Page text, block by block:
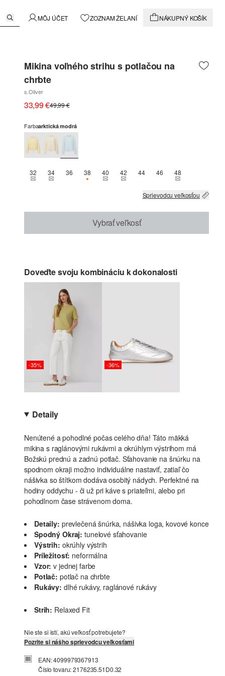
MÔJ ÚČET ZOZNAM ŽELANÍ NÁKUPNÝ KOŠÍK
Mikina voľného strihu s potlačou na
chrbte
s.Oliver
33,99 €49,99 €
Farbaarktická modrá
32THIS SIZE IS CURRENTLY OUT OF STOCK
34THIS SIZE IS CURRENTLY OUT OF STOCK
36 38K DISPOZÍCII IBA 2
40THIS SIZE IS CURRENTLY OUT OF STOCK
42THIS SIZE IS CURRENTLY OUT OF
44 46 48THIS SIZE IS
Sprievodcu veľkosťou
Vybrať veľkosť
Doveďte svoju kombináciu k dokonalosti
-35% -36%
Detaily
Nenútené a pohodlné počas celého dňa! Táto mäkká
mikina s raglánovými rukávmi a okrúhlym výstrihom má
Božskú prednú a zadnú potlač. Sťahovanie na šnúrku na
spodnom okraji možno individuálne nastaviť, zatiaľ čo
nášivka so štítkom dodáva osobitý nádych. Perfektné na
hodiny oddychu - či už pri káve s priateľmi, alebo pri
pohodlnom čase strávenom doma.
Detaily: prevlečená šnúrka, nášivka loga, kovové konce
Spodný Okraj: tunelové sťahovanie
Výstrih: okrúhly výstrih
Príležitosť: neformálna
Vzor: v jednej farbe
Potlač: potlač na chrbte
Rukávy: dlhé rukávy, raglánové rukávy
Strih: Relaxed Fit
Nie ste si istí, akú veľkosť potrebujete?
Pozrite si nášho sprievodcu veľkosťami
EAN: 4099979367913
Číslo tovaru: 2176235.51D0.32